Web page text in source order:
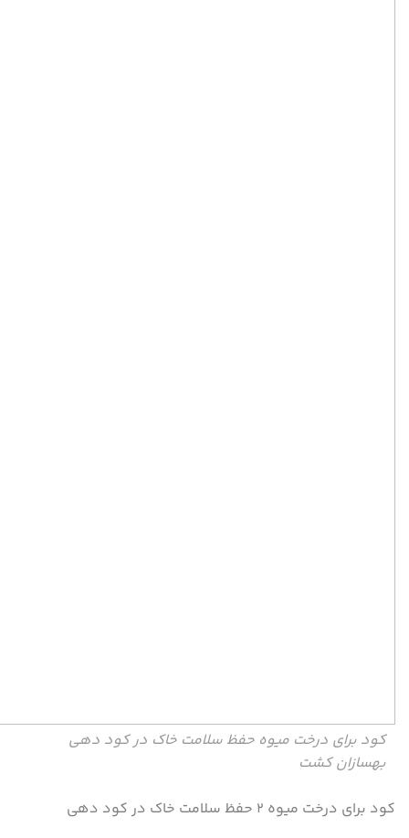
کود برای درخت میوه حفظ سلامت خاک در کود دهی
بهسازان کشت
کود برای درخت میوه ۲ حفظ سلامت خاک در کود دهی